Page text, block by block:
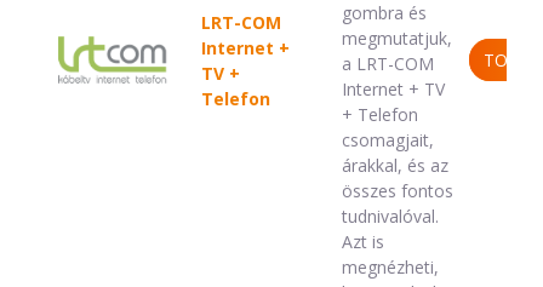
LRT-COM
Internet +
TV +
Telefon
gombra és
megmutatjuk,
a LRT-COM
Internet + TV
+ Telefon
csomagjait,
árakkal, és az
összes fontos
tudnivalóval.
Azt is
megnézheti,